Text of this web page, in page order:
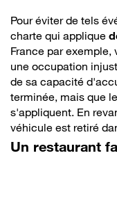
Pour éviter de tels
charte qui applique
France par exemple,
une occupation
de sa capacité
terminée, mais que
s'appliquent. En
véhicule est retiré
Un restaurant